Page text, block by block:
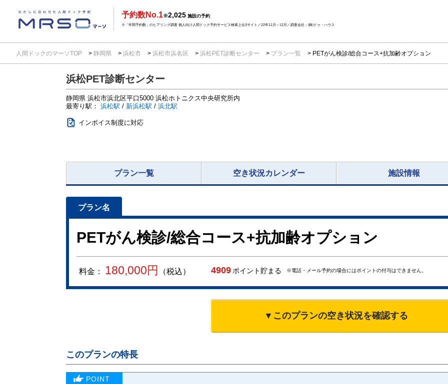
予約数No.1※2,025 施設の予約
※「年間予約数」のヒアリング調査 個人向け人間ドック予約サービス検索上位3サイト／22年11月～12月／調査会社：(株)ドゥ・ハウス
人間ドックのマーソTOP 静岡県 浜松市 浜松市浜名区 浜松PET診断センター プラン一覧 PETがん検診/総合コース+抗加齢オプション
浜松PET診断センター
静岡県 浜松市浜北区平口5000 浜松ホトニクス中央研究所内
最寄り駅： 浜松駅 / 新浜松駅 / 浜北駅
インボイス制度に対応
プラン一覧 空き状況カレンダー 施設情報
PETがん検診/総合コース+抗加齢オプション
料金： 180,000円 （税込） 4909 ポイント貯まる ※電話・メール予約の場合にはポイントの付与はできません。
▼このプランの空き状況を確認する
このプランの特長